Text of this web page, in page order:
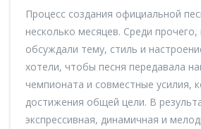
Процесс создания официальной
несколько месяцев. Среди
обсуждали тему, стиль и
хотели, чтобы песня передавала
чемпионата и совместные усилия,
достижения общей цели. В
экспрессивная, динамичная и